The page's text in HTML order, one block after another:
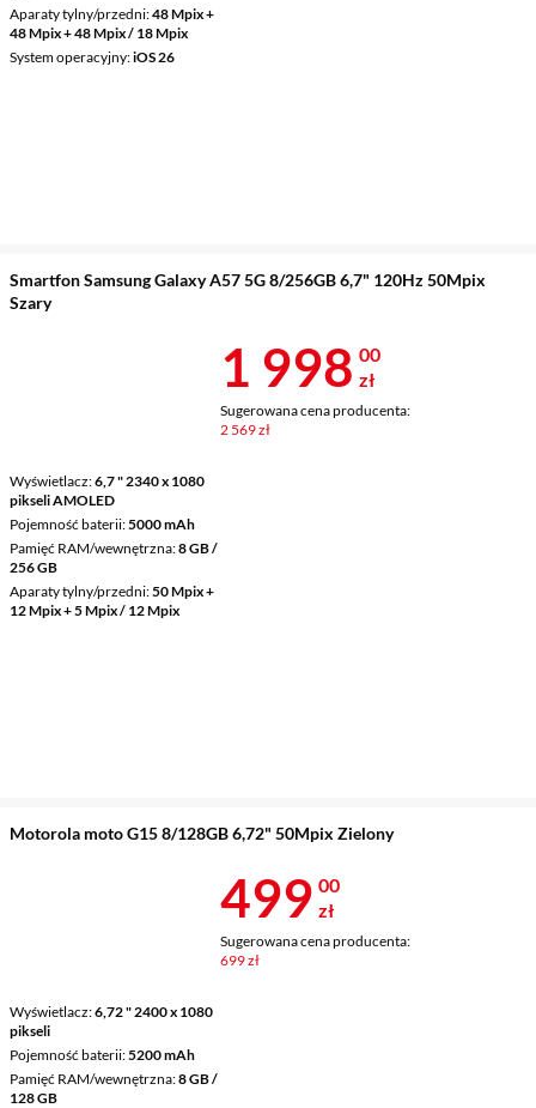
Aparaty tylny/przedni 48 Mpix +
48 Mpix + 48 Mpix / 18 Mpix
System operacyjny iOS 26
Smartfon Samsung Galaxy A57 5G 8/256GB 6,7" 120Hz 50Mpix
Szary
Wyświetlacz 6,7 " 2340 x 1080
pikseli AMOLED
Pojemność baterii 5000 mAh
Pamięć RAM/wewnętrzna 8 GB /
256 GB
Aparaty tylny/przedni 50 Mpix +
12 Mpix + 5 Mpix / 12 Mpix
Cena 1 998 zł
1 998 00
zł
Sugerowana cena producenta:
2 569 zł
Motorola moto G15 8/128GB 6,72" 50Mpix Zielony
Wyświetlacz 6,72 " 2400 x 1080
pikseli
Pojemność baterii 5200 mAh
Pamięć RAM/wewnętrzna 8 GB /
128 GB
Cena 499 zł
499 00
zł
Sugerowana cena producenta:
699 zł